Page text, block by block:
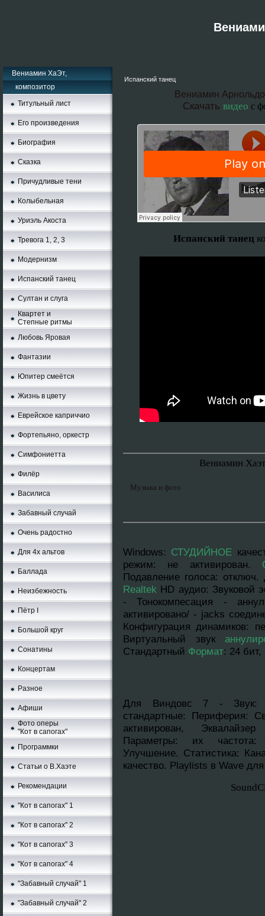
Вениамин ХаЭт,
композитор
Титульный лист
Его произведения
Биография
Сказка
Причудливые тени
Колыбельная
Уриэль Акоста
Тревога 1, 2, 3
Moдернизм
Испанский танец
Султан и слуга
Квартет и
Степные ритмы
Любовь Яровая
Фантазии
Юпитер смеётся
Жизнь в цвету
Еврейское каприччио
Фортепьяно, оркестр
Симфониетта
Филёр
Василиса
Забавный случай
Очень радостно
Для 4х альтов
Баллада
Неизбежность
Пётр I
Большой круг
Сонатины
Концертам
Разное
Афиши
Фото оперы
"Кот в сапогах"
Программки
Статьи о В.Хаэте
Рекомендации
"Кот в сапогах" 1
"Кот в сапогах" 2
"Кот в сапогах" 3
"Кот в сапогах" 4
"Забавный случай" 1
"Забавный случай" 2
Испанский танец
Вениамин
Скачать видео с
Испанский танец
Вениамин
Музыка и фото
Windows: СТУДИЙНОЕ
режим: нe aктивирован.
Подавление голоса:
Realtek HD аудио: Звуковой
- Тонокомпесация -
активировано/ - jacks
Конфигурация динамиков:
Виртуальный звук
Стандартный Формат: 24 бит,
Для Виндовс 7 - Звук:
стандартныe: Периферия:
активирован,
Параметры: их частота:
Улучшение. Cтатистика:
качество. Playlists в Wave